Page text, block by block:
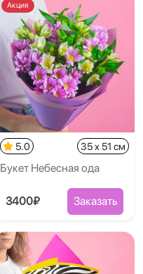
Акция
5.0 35 x 51 см
Букет Небесная ода
3400₽ Заказать